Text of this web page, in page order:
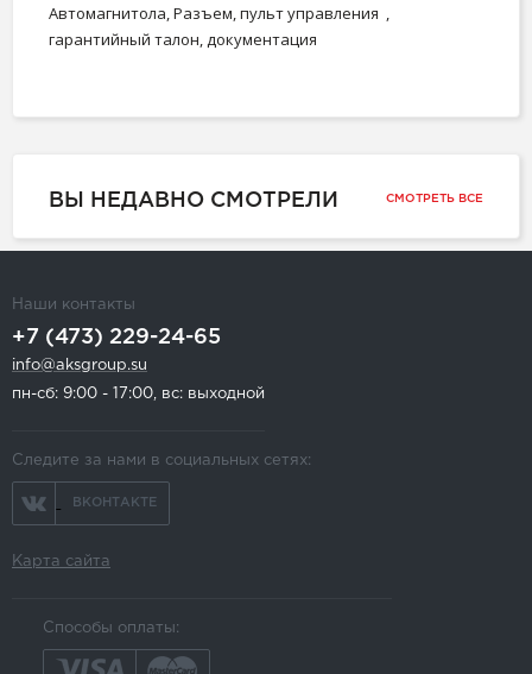
Автомагнитола, Разъем, пульт управления ,
гарантийный талон, документация
ВЫ НЕДАВНО СМОТРЕЛИ СМОТРЕТЬ ВСЕ
Наши контакты
+7 (473) 229-24-65
info@aksgroup.su
пн-сб: 9:00 - 17:00, вс: выходной
Следите за нами в социальных сетях:
ВКОНТАКТЕ
Карта сайта
Способы оплаты: